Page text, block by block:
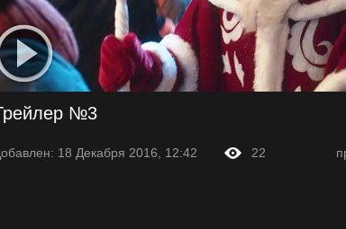
№3
18 Декабря 2016, 12:42 22